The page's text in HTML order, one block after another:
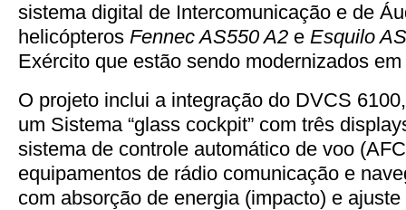
sistema digital de Intercomunicação e de
helicópteros Fennec AS550 A2 e Esquilo
Exército que estão sendo modernizados
O projeto inclui a integração do DVCS
um Sistema “glass cockpit” com três
sistema de controle automático de voo
equipamentos de rádio comunicação e
com absorção de energia (impacto) e